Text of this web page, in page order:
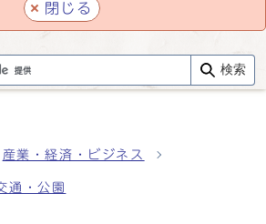
閉じる
検索
産業・経済・ビジネス
通・公園